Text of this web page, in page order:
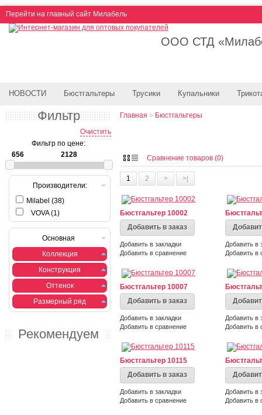
Перейти на главный сайт Милабель
ООО СТД
НОВОСТИ Бюстгальтеры Трусики Купальники
Фильтр
Очистить
Фильтр по цене:
Производители:
Milabel (38)
VOVA (1)
Основная
Коллекция
Конструкция
Оттенок
Размерный ряд
Рекомендуем
Главная » Бюстгальтеры
Сравнение товаров (0)
1 2 > >|
Бюстгальтер 10002
Добавить в заказ
Добавить в закладки
Добавить в сравнение
Добавить в
Добавить в
Бюстгальтер 10007
Добавить в заказ
Добавить в закладки
Добавить в сравнение
Добавить в
Добавить в
Бюстгальтер 10115
Добавить в заказ
Добавить в закладки
Добавить в сравнение
Добавить в
Добавить в